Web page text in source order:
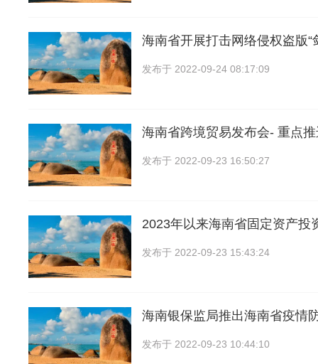
海南省开展打击网络侵权盗版“
发布于 2022-09-24 08:17:09
海南省跨境贸易发布会- 重点
发布于 2022-09-23 16:50:27
2023年以来海南省固定资产投
发布于 2022-09-23 15:43:24
海南银保监局推出海南省疫情
发布于 2022-09-23 10:44:10